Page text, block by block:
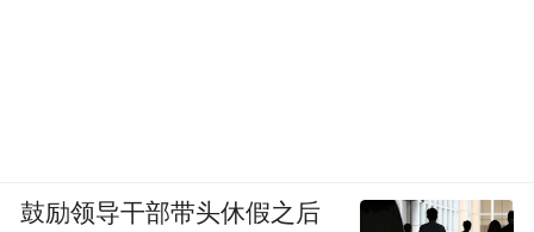
鼓励领导干部带头休假之后